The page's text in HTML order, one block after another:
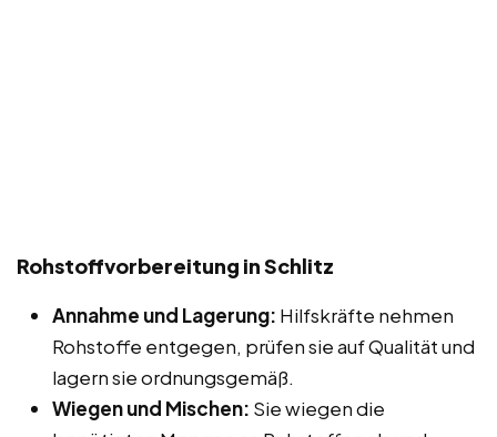
Rohstoffvorbereitung in Schlitz
Annahme und Lagerung: Hilfskräfte nehmen
Rohstoffe entgegen, prüfen sie auf Qualität und
lagern sie ordnungsgemäß.
Wiegen und Mischen: Sie wiegen die